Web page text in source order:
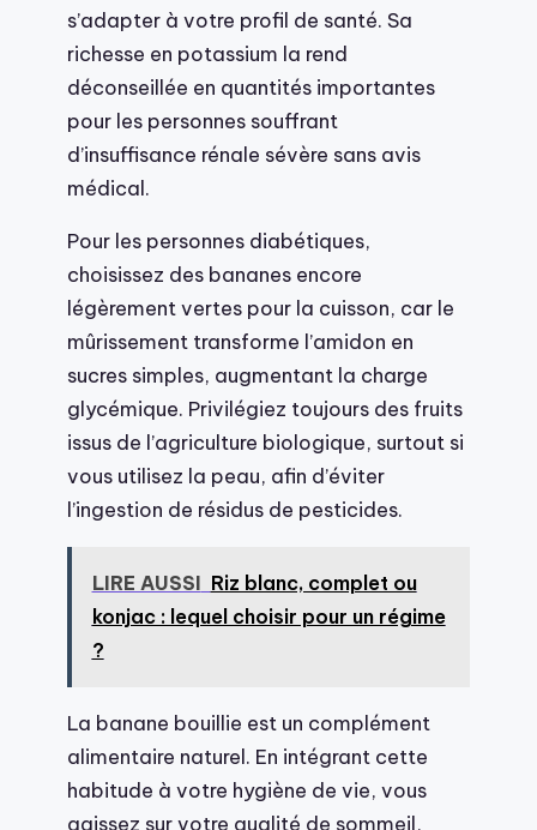
s’adapter à votre profil de santé. Sa
richesse en potassium la rend
déconseillée en quantités importantes
pour les personnes souffrant
d’insuffisance rénale sévère sans avis
médical.
Pour les personnes diabétiques,
choisissez des bananes encore
légèrement vertes pour la cuisson, car le
mûrissement transforme l’amidon en
sucres simples, augmentant la charge
glycémique. Privilégiez toujours des fruits
issus de l’agriculture biologique, surtout si
vous utilisez la peau, afin d’éviter
l’ingestion de résidus de pesticides.
LIRE AUSSI Riz blanc, complet ou
konjac : lequel choisir pour un régime
?
La banane bouillie est un complément
alimentaire naturel. En intégrant cette
habitude à votre hygiène de vie, vous
agissez sur votre qualité de sommeil,